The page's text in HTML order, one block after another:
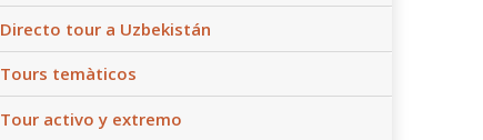
Directo tour a Uzbekistán
Tours temàticos
Tour activo y extremo